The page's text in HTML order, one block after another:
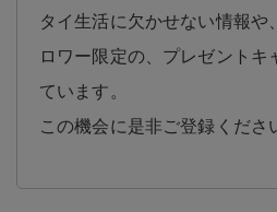
タイ生活に欠かせない情報や
ロワー限定の、プレゼントキ
ています。
この機会に是非ご登録くださ